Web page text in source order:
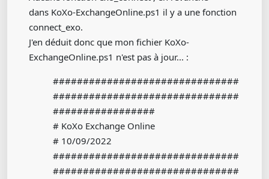
dans KoXo-ExchangeOnline.ps1 il y a une fonction
connect_exo.
J'en déduit donc que mon fichier KoXo-
ExchangeOnline.ps1 n'est pas à jour... :
###############################
###############################
#################
# KoXo Exchange Online
# 10/09/2022
###############################
###############################